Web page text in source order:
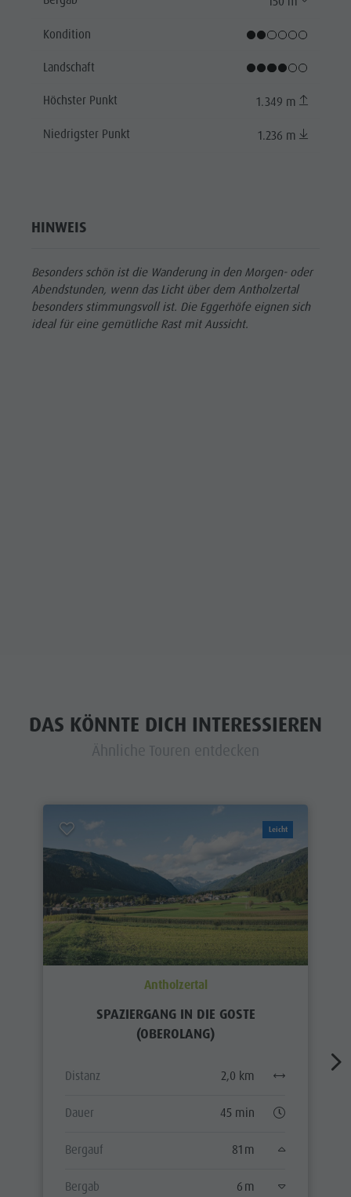
Kondition
Landschaft
Höchster Punkt 1.349 m
Niedrigster Punkt 1.236 m
HINWEIS
Besonders schön ist die Wanderung in den Morgen- oder
Abendstunden, wenn das Licht über dem Antholzertal
besonders stimmungsvoll ist. Die Eggerhöfe eignen sich
ideal für eine gemütliche Rast mit Aussicht.
DAS KÖNNTE DICH INTERESSIEREN
Ähnliche Touren entdecken
Leicht
Antholzertal
SPAZIERGANG IN DIE GOSTE
(OBEROLANG)
Distanz 2,0 km
Dauer 45 min
Bergauf 81 m
Bergab 6 m